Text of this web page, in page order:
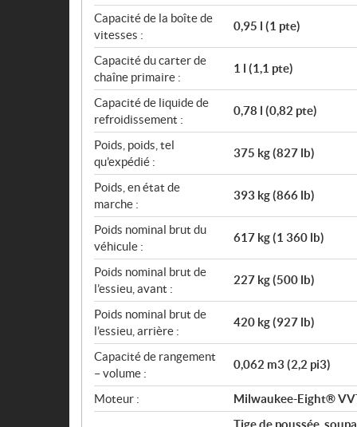
Capacité de la boîte de
vitesses :
0,95 l (1 pte)
Capacité du carter de
chaîne primaire :
1 l (1,1 pte)
Capacité de liquide de
refroidissement :
0,78 l (0,82 pte)
Poids, poids, tel
qu'expédié :
375 kg (827 lb)
Poids, en état de
marche :
393 kg (866 lb)
Poids nominal brut du
véhicule :
617 kg (1 360 lb)
Poids nominal brut de
l’essieu, avant :
227 kg (500 lb)
Poids nominal brut de
l’essieu, arrière :
420 kg (927 lb)
Capacité de rangement
– volume :
0,062 m3 (2,2 pi3)
Moteur : Milwaukee-Eight®
Tige de poussée,